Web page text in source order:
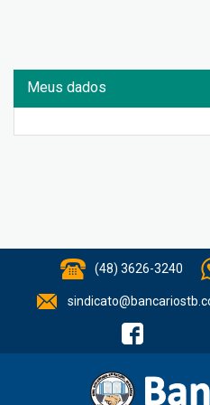
Meus dados
(48) 3626-3240